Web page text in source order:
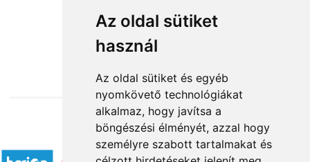
Az oldal sütiket
használ
Az oldal sütiket és egyéb
nyomkövető technológiákat
alkalmaz, hogy javítsa a
böngészési élményét, azzal hogy
személyre szabott tartalmakat és
from HUF14,880
Accepted payment methods